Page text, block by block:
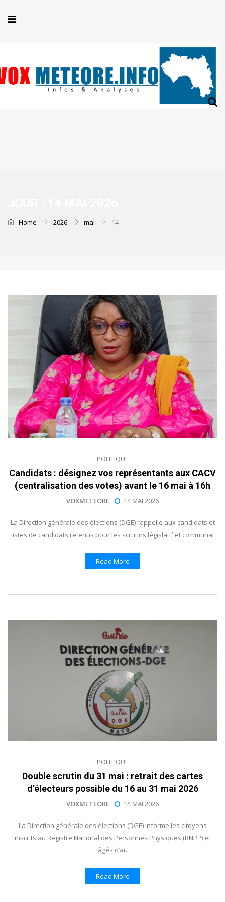
Home 2026 mai 14
POLITIQUE
Candidats : désignez vos représentants aux CACV
(centralisation des votes) avant le 16 mai à 16h
VOXMETEORE 14 MAI 2026
La Direction générale des élections (DGE) rappelle aux candidats et
listes de candidats retenus pour les scrutins législatif et communal
Read More
POLITIQUE
Double scrutin du 31 mai : retrait des cartes
d’électeurs possible du 16 au 31 mai 2026
VOXMETEORE 14 MAI 2026
La Direction générale des élections (DGE) informe les citoyens
inscrits au Registre National des Personnes Physiques (RNPP) et
âgés d’au
Read More